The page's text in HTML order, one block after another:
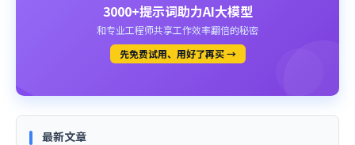
3000+提示词助力AI大模型
和专业工程师共享工作效率翻倍的秘密
先免费试用、用好了再买 →
最新文章